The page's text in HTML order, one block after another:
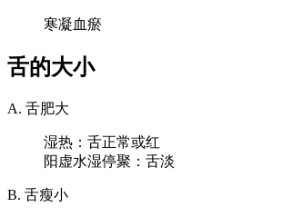
寒凝血瘀
舌的大小
A. 舌肥大
湿热：舌正常或红
阳虚水湿停聚：舌淡
B. 舌瘦小